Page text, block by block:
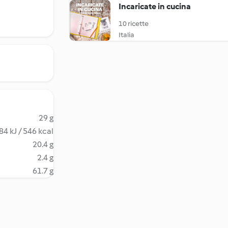
29 g
kJ / 546 kcal
20.4 g
2.4 g
61.7 g
Incaricate in cucina
10 ricette
Italia